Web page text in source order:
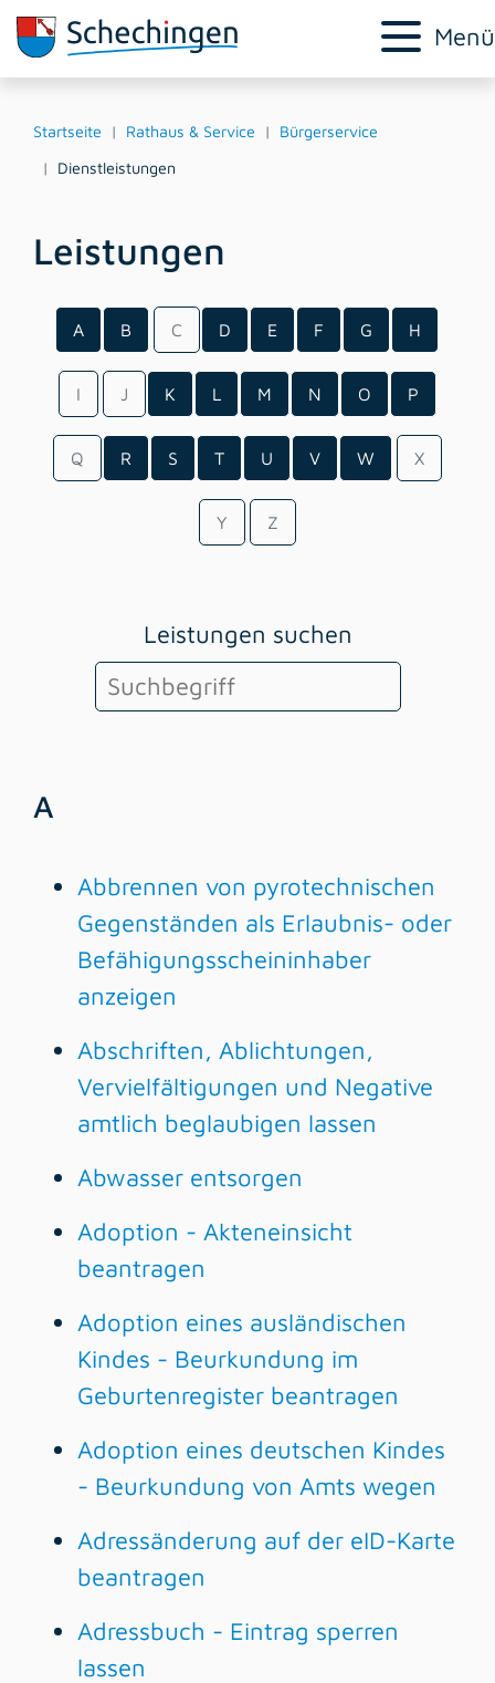
Menü
Startseite Rathaus & Service
Bürgerservice
Dienstleistungen
Leistungen
A B C D E F G H
I J K L M N O P
Q R S T U V W X
Y Z
Leistungen suchen
A
Abbrennen von pyrotechnischen
Gegenständen als Erlaubnis- oder
Befähigungsscheininhaber
anzeigen
Abschriften, Ablichtungen,
Vervielfältigungen und Negative
amtlich beglaubigen lassen
Abwasser entsorgen
Adoption - Akteneinsicht
beantragen
Adoption eines ausländischen
Kindes - Beurkundung im
Geburtenregister beantragen
Adoption eines deutschen Kindes
- Beurkundung von Amts wegen
Adressänderung auf der eID-Karte
beantragen
Adressbuch - Eintrag sperren
lassen